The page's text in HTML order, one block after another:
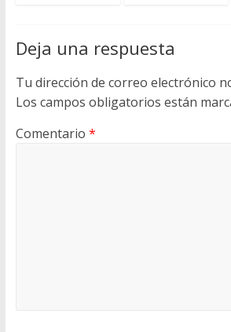
Deja una respuesta
Tu dirección de correo electrónico
Los campos obligatorios están
Comentario *